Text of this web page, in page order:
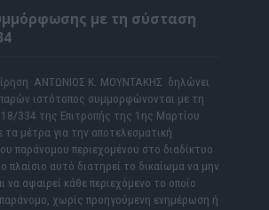
με τη σύσταση
ΑΝΤΩΝΙΟΣ Κ. ΜΟΥΝΤΑΚΗΣ δηλώνει
παρών ιστότοπος συμμορφώνονται με τη
334 της Επιτροπής της 1ης Μαρτίου
τα μέτρα για την αποτελεσματική
παράνομου περιεχομένου στο διαδίκτυο
πλαίσιο αυτό διατηρεί το δικαίωμα να μην
να αφαιρεί κάθε περιεχόμενο το οποίο
παράνομο, χωρίς προηγούμενη ενημέρωση ή